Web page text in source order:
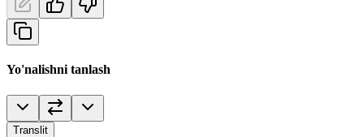
Yo'nalishni tanlash
Translit